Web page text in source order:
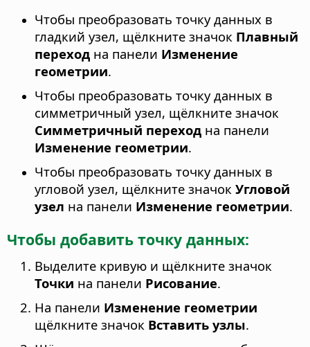
Чтобы преобразовать точку данных в
гладкий узел, щёлкните значок Плавный
переход на панели Изменение
геометрии.
Чтобы преобразовать точку данных в
симметричный узел, щёлкните значок
Симметричный переход на панели
Изменение геометрии.
Чтобы преобразовать точку данных в
угловой узел, щёлкните значок Угловой
узел на панели Изменение геометрии.
Чтобы добавить точку данных:
Выделите кривую и щёлкните значок
Точки на панели Рисование.
На панели Изменение геометрии
щёлкните значок Вставить узлы.